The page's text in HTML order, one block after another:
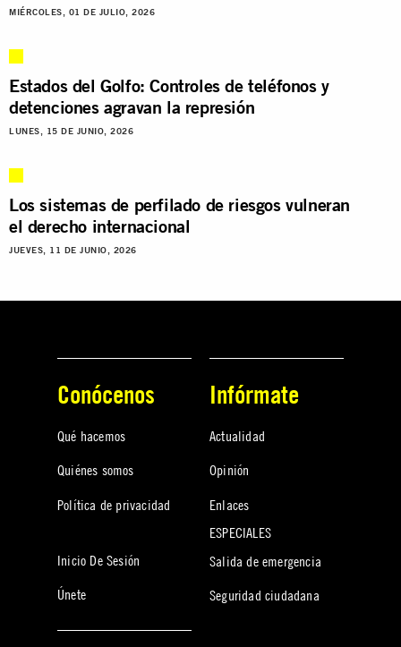
MIÉRCOLES, 01 DE JULIO, 2026
Estados del Golfo: Controles de teléfonos y
detenciones agravan la represión
LUNES, 15 DE JUNIO, 2026
Los sistemas de perfilado de riesgos vulneran
el derecho internacional
JUEVES, 11 DE JUNIO, 2026
Conócenos
Qué hacemos
Quiénes somos
Política de privacidad
Inicio De Sesión
Únete
Infórmate
Actualidad
Opinión
Enlaces
ESPECIALES
Salida de emergencia
Seguridad ciudadana